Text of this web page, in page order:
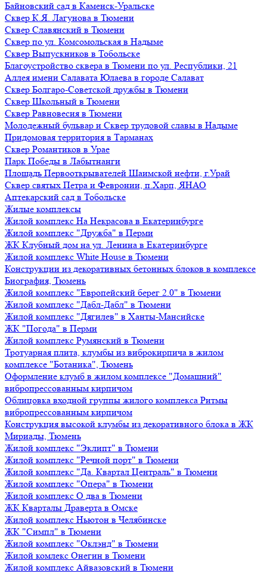
Байновский сад в Каменск-Уральске
Сквер К.Я. Лагунова в Тюмени
Сквер Славянский в Тюмени
Сквер по ул. Комсомольская в Надыме
Сквер Выпускников в Тобольске
Благоустройство сквера в Тюмени по ул. Республики, 21
Аллея имени Салавата Юлаева в городе Салават
Сквер Болгаро-Советской дружбы в Тюмени
Сквер Школьный в Тюмени
Сквер Равновесия в Тюмени
Молодежный бульвар и Сквер трудовой славы в Надыме
Придомовая территория в Тарманах
Сквер Романтиков в Урае
Парк Победы в Лабытнанги
Площадь Первооткрывателей Шаимской нефти, г.Урай
Сквер святых Петра и Февронии, п.Харп, ЯНАО
Аптекарский сад в Тобольске
Жилые комплексы
Жилой комплекс На Некрасова в Екатеринбурге
Жилой комплекс "Дружба" в Перми
ЖК Клубный дом на ул. Ленина в Екатеринбурге
Жилой комплекс White House в Тюмени
Конструкции из декоративных бетонных блоков в комплексе
Биография, Тюмень
Жилой комплекс "Европейский берег 2.0" в Тюмени
Жилой комплекс "Дабл-Дабл" в Тюмени
Жилой комплекс "Дягилев" в Ханты-Мансийске
ЖК "Погода" в Перми
Жилой комплекс Румянский в Тюмени
Тротуарная плита, клумбы из виброкирпича в жилом
комплексе "Ботаника", Тюмень
Оформление клумб в жилом комплексе "Домашний"
вибропрессованным кирпичом
Облицовка входной группы жилого комплекса Ритмы
вибропрессованным кирпичом
Конструкция высокой клумбы из декоративного блока в ЖК
Мириады, Тюмень
Жилой комплекс "Эклипт" в Тюмени
Жилой комплекс "Речной порт" в Тюмени
Жилой комплекс "Да. Квартал Централь" в Тюмени
Жилой комплекс "Опера" в Тюмени
Жилой комплекс О два в Тюмени
ЖК Кварталы Драверта в Омске
Жилой комплекс Ньютон в Челябинске
ЖК "Симпл" в Тюмени
Жилой комплекс "Оклэнд" в Тюмени
Жилой комлекс Онегин в Тюмени
Жилой комплекс Айвазовский в Тюмени